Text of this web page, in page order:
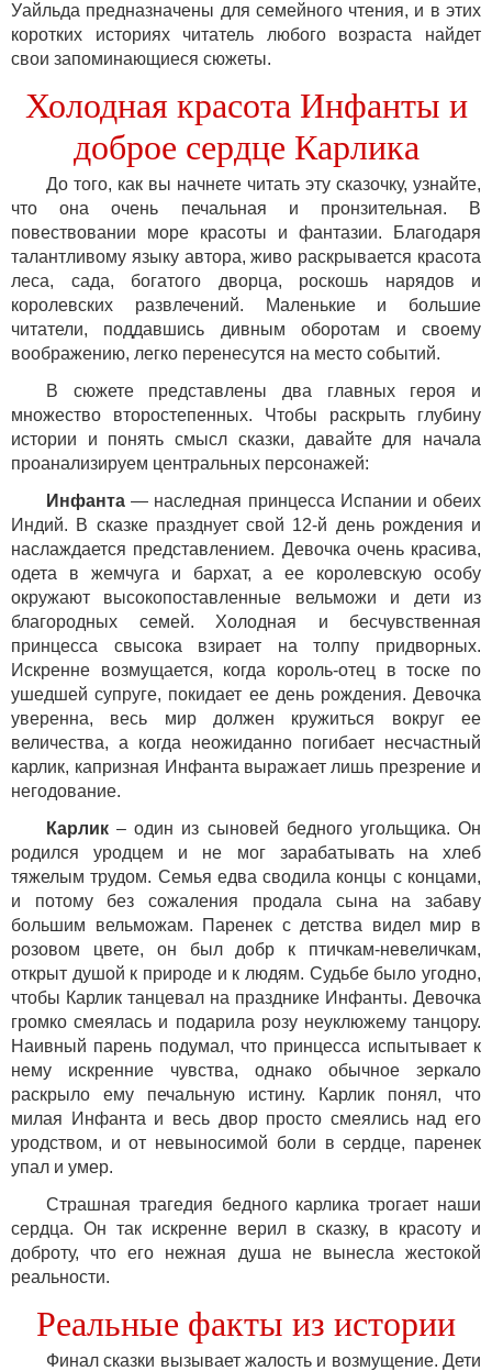
Уайльда предназначены для семейного чтения, и в этих
коротких историях читатель любого возраста найдет
свои запоминающиеся сюжеты.
Холодная красота Инфанты и
доброе сердце Карлика
До того, как вы начнете читать эту сказочку, узнайте,
что она очень печальная и пронзительная. В
повествовании море красоты и фантазии. Благодаря
талантливому языку автора, живо раскрывается красота
леса, сада, богатого дворца, роскошь нарядов и
королевских развлечений. Маленькие и большие
читатели, поддавшись дивным оборотам и своему
воображению, легко перенесутся на место событий.
В сюжете представлены два главных героя и
множество второстепенных. Чтобы раскрыть глубину
истории и понять смысл сказки, давайте для начала
проанализируем центральных персонажей:
Инфанта — наследная принцесса Испании и обеих
Индий. В сказке празднует свой 12-й день рождения и
наслаждается представлением. Девочка очень красива,
одета в жемчуга и бархат, а ее королевскую особу
окружают высокопоставленные вельможи и дети из
благородных семей. Холодная и бесчувственная
принцесса свысока взирает на толпу придворных.
Искренне возмущается, когда король-отец в тоске по
ушедшей супруге, покидает ее день рождения. Девочка
уверенна, весь мир должен кружиться вокруг ее
величества, а когда неожиданно погибает несчастный
карлик, капризная Инфанта выражает лишь презрение и
негодование.
Карлик – один из сыновей бедного угольщика. Он
родился уродцем и не мог зарабатывать на хлеб
тяжелым трудом. Семья едва сводила концы с концами,
и потому без сожаления продала сына на забаву
большим вельможам. Паренек с детства видел мир в
розовом цвете, он был добр к птичкам-невеличкам,
открыт душой к природе и к людям. Судьбе было угодно,
чтобы Карлик танцевал на празднике Инфанты. Девочка
громко смеялась и подарила розу неуклюжему танцору.
Наивный парень подумал, что принцесса испытывает к
нему искренние чувства, однако обычное зеркало
раскрыло ему печальную истину. Карлик понял, что
милая Инфанта и весь двор просто смеялись над его
уродством, и от невыносимой боли в сердце, паренек
упал и умер.
Страшная трагедия бедного карлика трогает наши
сердца. Он так искренне верил в сказку, в красоту и
доброту, что его нежная душа не вынесла жестокой
реальности.
Реальные факты из истории
Финал сказки вызывает жалость и возмущение. Дети